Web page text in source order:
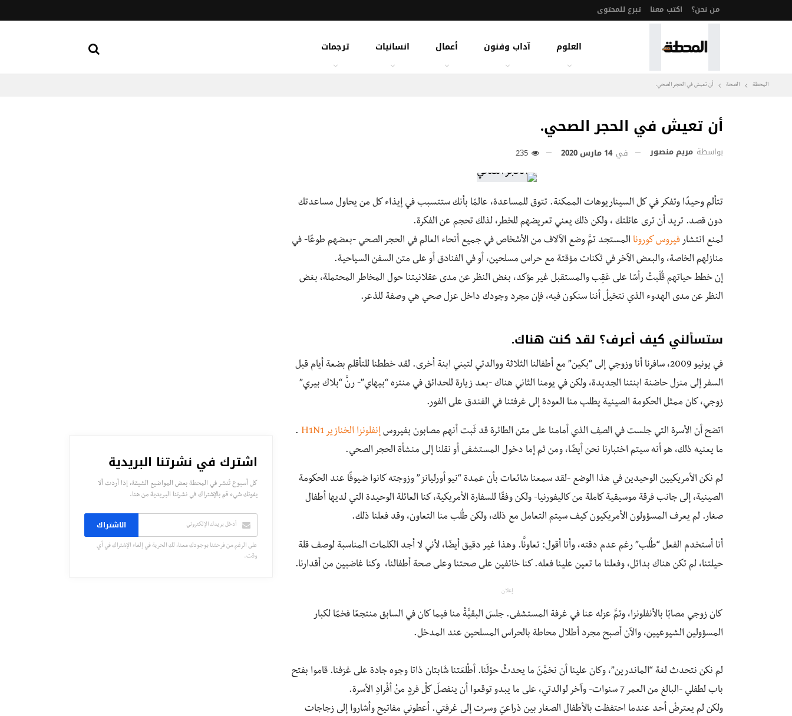
من نحن؟ اكتب معنا تبرع للمحتوى
العلوم آداب وفنون أعمال انسانيات ترجمات
المحطة الصحة أن تعيش في الحجر الصحي.
أن تعيش في الحجر الصحي.
بواسطة مريم منصور في 14 مارس 2020
تتألم وحيدًا وتفكر في كل السيناريوهات الممكنة. تتوق للمساعدة، عالمًا بأنك ستتسبب في إيذاء كل من يحاول مساعدتك
دون قصد. تريد أن ترى عائلتك ، ولكن ذلك يعني تعريضهم للخطر، لذلك تحجم عن الفكرة.
لمنع انتشار فيروس كورونا المستجد تمَّ وضع الآلاف من الأشخاص في جميع أنحاء العالم في الحجر الصحي -بعضهم طوعًا- في
منازلهم الخاصة، والبعض الآخر في ثكنات مؤقتة مع حراس مسلحين، أو في الفنادق أو على متن السفن السياحية.
إن خطط حياتهم قُلَبتْ رأسًا على عَقِب والمستقبل غير مؤكد، بغض النظر عن مدى عقلانيتنا حول المخاطر المحتملة، بغض
النظر عن مدى الهدوء الذي نتخيلُ أننا سنكون فيه، فإن مجرد وجودك داخل عزل صحي هي وصفة للذعر.
ستسألني كيف أعرف؟ لقد كنت هناك.
في يونيو 2009، سافرنا أنا وزوجي إلى “بكين” مع أطفالنا الثلاثة ووالدتي لتبني ابنة أخرى. لقد خططنا للتأقلم بضعة أيام قبل
السفر إلى منزل حاضنة ابنتنا الجديدة، ولكن في يومنا الثاني هناك -بعد زيارة للحدائق في منتزه “بيهاي”- رنَّ “بلاك بيري”
زوجي، كان ممثل الحكومة الصينية يطلب منا العودة إلى غرفتنا في الفندق على الفور.
اتضح أن الأسرة التي جلست في الصف الذي أمامنا على متن الطائرة قد ثَبت أنهم مصابون بفيروس إنفلونزا الخنازير H1N1
.
ما يعنيه ذلك، هو أنه سيتم اختبارنا نحن أيضًا، ومن ثم إما دخول المستشفى أو نقلنا إلى منشأة الحجر الصحي.
لم نكن الأمريكيين الوحيدين في هذا الوضع -لقد سمعنا شائعات بأن عمدة “نيو أورليانز” وزوجته كانوا ضيوفًا عند الحكومة
الصينية، إلى جانب فرقة موسيقية كاملة من كاليفورنيا- ولكن وفقًا للسفارة الأمريكية، كنا العائلة الوحيدة التي لديها أطفال
صغار. لم يعرف المسؤولون الأمريكيون كيف سيتم التعامل مع ذلك، ولكن طُلب منا التعاون، وقد فعلنا ذلك.
أنا أستخدم الفعل “طُلب” رغم عدم دقته، وأنا أقول: تعاونَّا. وهذا غير دقيق أيضًا، لأني لا أجد الكلمات المناسبة لوصف قلة
حيلتنا، لم تكن هناك بدائل، وفعلنا ما تعين علينا فعله. كنا خائفين على صحتنا وعلى صحة أطفالنا، وكنا غاضبين من أقدارنا.
إعلان
‏كان زوجي مصابًا بالأنفلونزا، وتمَّ عزله عنا في غرفة المستشفى. جلسَ البقيَّةُ منا فيما كان في السابق منتجعًا فخمًا لكبار
المسؤولين الشيوعيين، والآن أصبح مجرد أطلال محاطة بالحراس المسلحين عند المدخل.
لم نكن نتحدث لغة “الماندرين”، وكان علينا أن نخمَّنَ ما يحدثُ حوْلَنا. أطْلعَتنا شَابتان ذاتا وجوه جادة على غرَفِنا. قاموا بفتح
باب لطفلي -البالغ من العمر 7 سنوات- وآخر لوالدتي، على ما يبدو توقعوا أن ينفصلَ كلُ فردٍ منْ أفْرادِ الأسرة.
ولكن لم يعترضْ أحد عندما احتفظت بالأطفال الصغار بين ذراعيّ وسرت إلى غرفتي. أعطوني مفاتيح وأشاروا إلى زجاجات
اشترك في نشرتنا البريدية
كل أسبوع تُنشر في المحطة بعض المواضيع الشيقة، إذا أردت ألا
يفوتك شيء قم بالإشتراك في نشرتنا البريدية من هنا.
الاشتراك
على الرغم من فرحتنا بوجودك معنا، لك الحرية في إلغاء الإشتراك في أي
وقت.